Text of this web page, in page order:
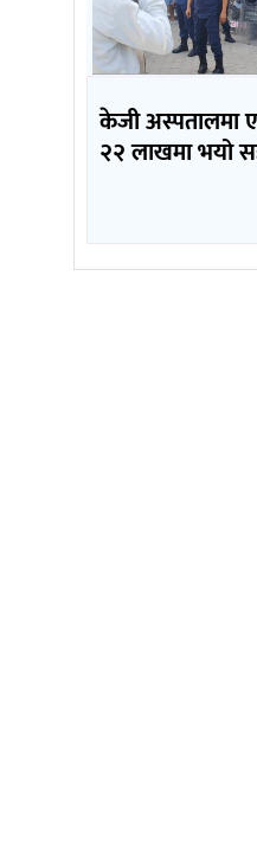
केजी अस्पतालमा
२२ लाखमा भयो